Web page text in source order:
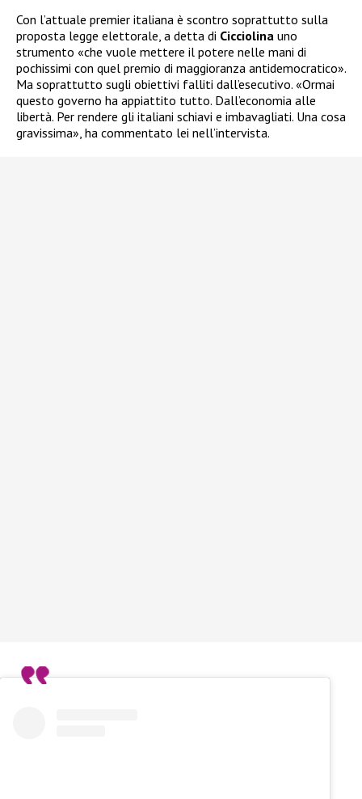
Con l’attuale premier italiana è scontro soprattutto sulla
proposta legge elettorale, a detta di Cicciolina uno
strumento «che vuole mettere il potere nelle mani di
pochissimi con quel premio di maggioranza antidemocratico».
Ma soprattutto sugli obiettivi falliti dall’esecutivo. «Ormai
questo governo ha appiattito tutto. Dall’economia alle
libertà. Per rendere gli italiani schiavi e imbavagliati. Una cosa
gravissima», ha commentato lei nell’intervista.